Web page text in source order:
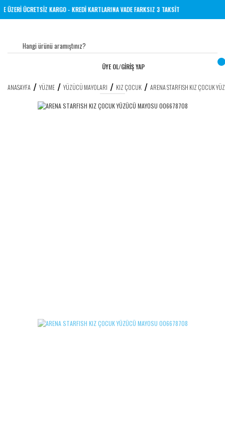
1000 TL VE ÜZERİ ÜCRETSİZ KARGO - KREDİ KARTLARINA VADE FARKSIZ 3 TAKSİT
ÜYE OL/GİRİŞ YAP
ANASAYFA YÜZME YÜZÜCÜ MAYOLARI KIZ ÇOCUK ARENA STARFISH KIZ ÇOCUK